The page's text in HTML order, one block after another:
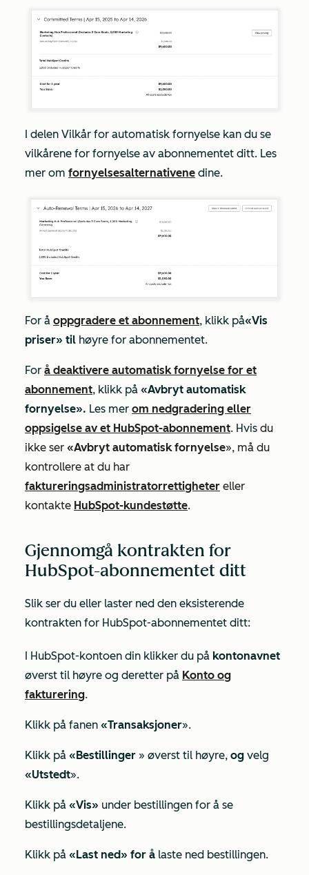
I delen Vilkår for automatisk fornyelse kan du se
vilkårene for fornyelse av abonnementet ditt. Les
mer om fornyelsesalternativene dine.
For å oppgradere et abonnement, klikk på«Vis
priser» til høyre for abonnementet.
For å deaktivere automatisk fornyelse for et
abonnement, klikk på «Avbryt automatisk
fornyelse». Les mer om nedgradering eller
oppsigelse av et HubSpot-abonnement. Hvis du
ikke ser «Avbryt automatisk fornyelse», må du
kontrollere at du har
faktureringsadministratorrettigheter eller
kontakte HubSpot-kundestøtte.
Gjennomgå kontrakten for
HubSpot-abonnementet ditt
Slik ser du eller laster ned den eksisterende
kontrakten for HubSpot-abonnementet ditt:
I HubSpot-kontoen din klikker du på kontonavnet
øverst til høyre og deretter på Konto og
fakturering.
Klikk på fanen «Transaksjoner».
Klikk på «Bestillinger » øverst til høyre, og velg
«Utstedt».
Klikk på «Vis» under bestillingen for å se
bestillingsdetaljene.
Klikk på «Last ned» for å laste ned bestillingen.